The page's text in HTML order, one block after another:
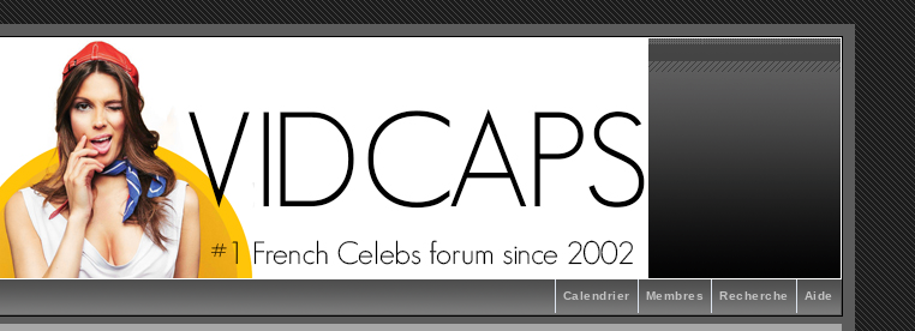
Aide
Recherche
Membres
Calendrier